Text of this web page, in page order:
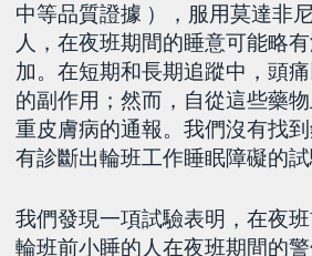
中等品質證據 ），服用莫達非
人，在夜班期間的睡意可能略
加。在短期和長期追蹤中，頭
的副作用；然而，自從這些藥
重皮膚病的通報。我們沒有找
有診斷出輪班工作睡眠障礙的試
我們發現一項試驗表明，在夜
輪班前小睡的人在夜班期間的警